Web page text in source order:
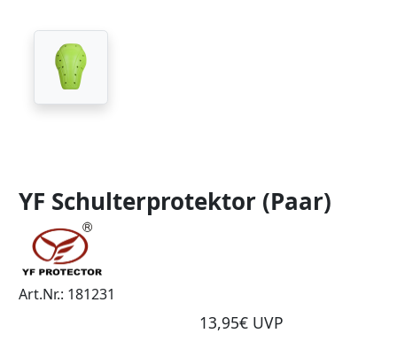
YF Schulterprotektor (Paar)
Art.Nr.: 181231
13,95€ UVP